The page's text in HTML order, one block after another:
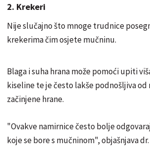
2. Krekeri
Nije slučajno što mnoge trudnice
krekerima čim osjete mučninu.
Blaga i suha hrana može pomoći upiti
kiseline te je često lakše podnošljiva od
začinjene hrane.
"Ovakve namirnice često bolje
koje se bore s mučninom", objašnjava dr.